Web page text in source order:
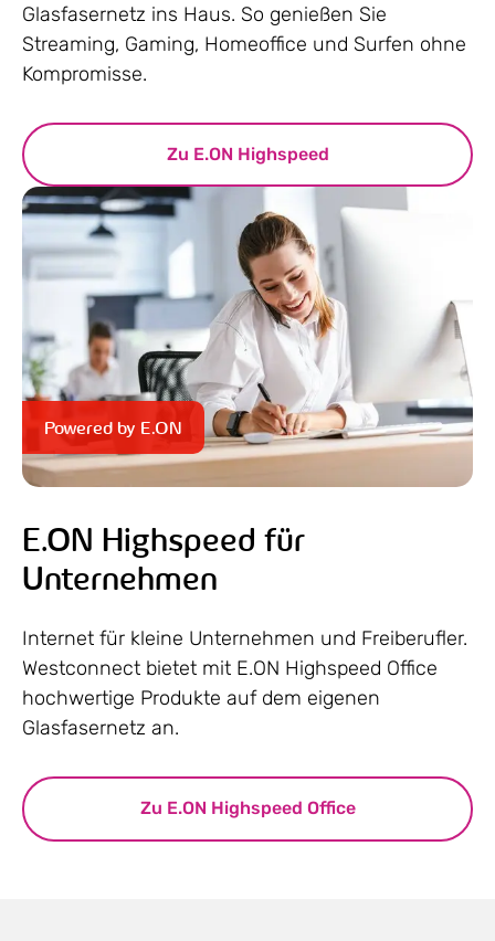
Glasfasernetz ins Haus. So genießen Sie
Streaming, Gaming, Homeoffice und Surfen ohne
Kompromisse.
Zu E.ON Highspeed
Powered by E.ON
E.ON Highspeed für
Unternehmen
Internet für kleine Unternehmen und Freiberufler.
Westconnect bietet mit E.ON Highspeed Office
hochwertige Produkte auf dem eigenen
Glasfasernetz an.
Zu E.ON Highspeed Office